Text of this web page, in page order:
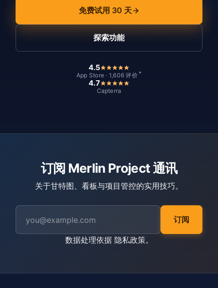
免费试用 30 天
探索功能
4.5
App Store · 1,606 评价 *
4.7
Capterra
订阅 Merlin Project 通讯
关于甘特图、看板与项目管控的实用技巧。
订阅
数据处理依据 隐私政策。